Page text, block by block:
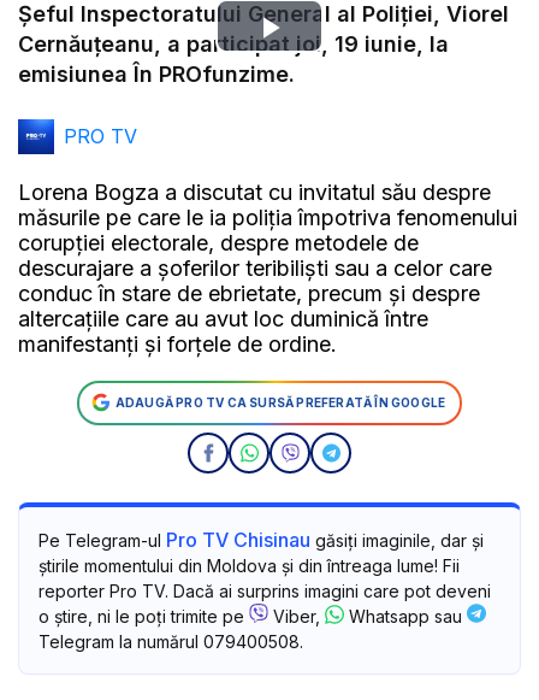
Play
Șeful Inspectoratului General al Poliției, Viorel
Cernăuțeanu, a participat joi, 19 iunie, la
emisiunea În PROfunzime.
PRO TV
Lorena Bogza a discutat cu invitatul său despre
măsurile pe care le ia poliția împotriva fenomenului
corupției electorale, despre metodele de
descurajare a șoferilor teribiliști sau a celor care
conduc în stare de ebrietate, precum și despre
altercațiile care au avut loc duminică între
manifestanți și forțele de ordine.
ADAUGĂ PRO TV CA SURSĂ PREFERATĂ ÎN GOOGLE
Pe Telegram-ul Pro TV Chisinau găsiți imaginile, dar și
știrile momentului din Moldova și din întreaga lume! Fii
reporter Pro TV. Dacă ai surprins imagini care pot deveni
o știre, ni le poți trimite pe
Viber,
Whatsapp sau
Telegram la numărul 079400508.